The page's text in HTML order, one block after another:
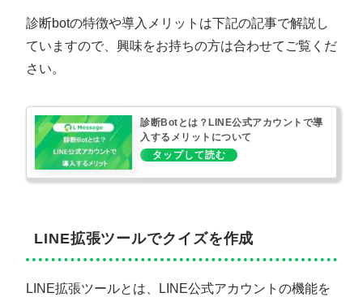
診断botの特徴や導入メリットは下記の記事で解説し
ていますので、興味をお持ちの方は合わせてご覧くだ
さい。
診断Botとは？LINE公式アカウントで導
入するメリットについて
LINE拡張ツールでクイズを作成
LINE拡張ツールとは、LINE公式アカウントの機能を